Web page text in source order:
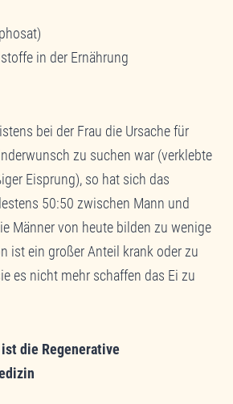
in der Ernährung
bei der Frau die Ursache für
zu suchen war (verklebte
Eisprung), so hat sich das
50:50 zwischen Mann und
Männer von heute bilden zu wenige
ist ein großer Anteil krank oder zu
es nicht mehr schaffen das Ei zu
die Regenerative